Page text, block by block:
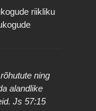
riikliku
ning
alandlike
Js 57:15